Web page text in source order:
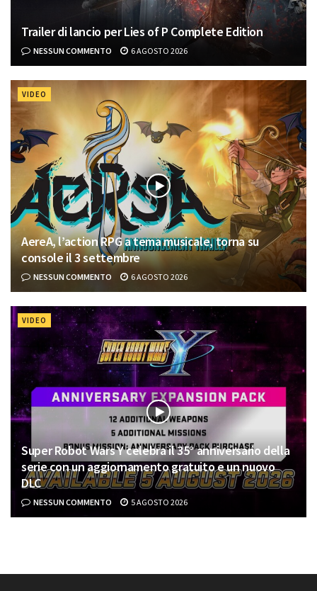
Trailer di lancio per Lies of P Complete Edition
NESSUN COMMENTO 6 AGOSTO 2026
VIDEO
AereA, l’action RPG a tema musicale, torna su
console il 3 settembre
NESSUN COMMENTO 6 AGOSTO 2026
VIDEO
Super Robot Wars Y celebra il 35° anniversario della
serie con un aggiornamento gratuito e un nuovo
DLC
NESSUN COMMENTO 5 AGOSTO 2026